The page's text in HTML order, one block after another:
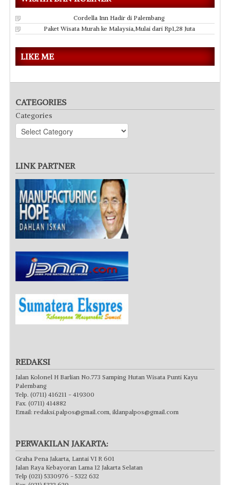
Cordella Inn Hadir di Palembang
Paket Wisata Murah ke Malaysia,Mulai dari Rp1,28 Juta
LIKE ME
CATEGORIES
Categories
LINK PARTNER
REDAKSI
Jalan Kolonel H Barlian No.773 Samping Hutan Wisata Punti Kayu
Palembang
Telp. (0711) 416211 - 419300
Fax. (0711) 414882
Email: redaksi.palpos@gmail.com, iklanpalpos@gmail.com
PERWAKILAN JAKARTA:
Graha Pena Jakarta, Lantai VI R 601
Jalan Raya Kebayoran Lama 12 Jakarta Selatan
Telp (021) 5330976 - 5322 632